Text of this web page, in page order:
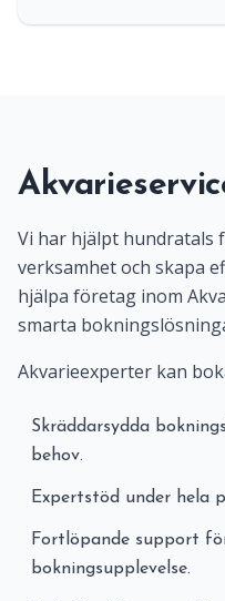
Vi har hjälpt hundratals
verksamhet och skapa
hjälpa företag inom
smarta
Akvarieexperter kan
Skräddarsydda
behov.
Expertstöd under hela
Fortlöpande support
bokningsupplevelse.